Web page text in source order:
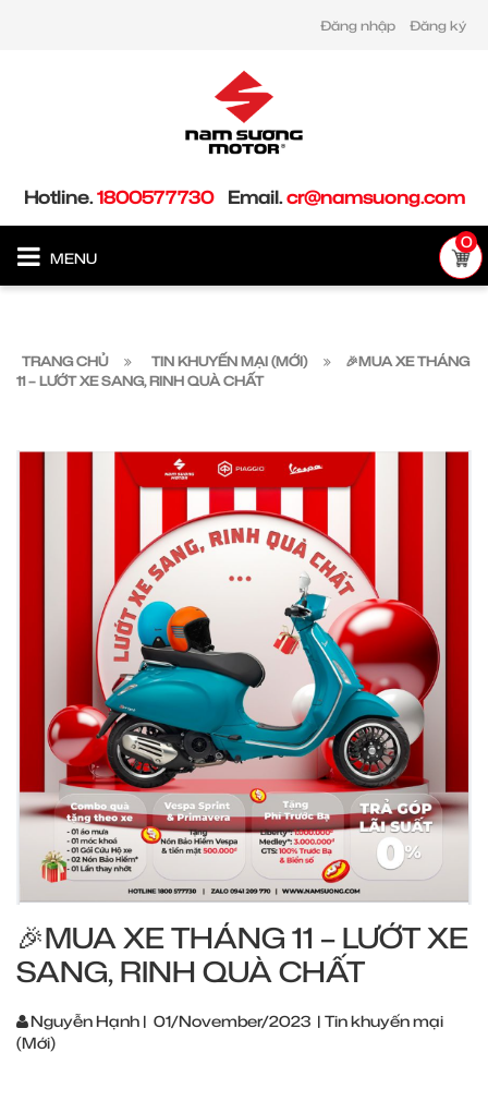
Đăng nhập Đăng ký
Hotline.1800577730 Email.cr@namsuong.com
MENU
0
TRANG CHỦ TIN KHUYẾN MẠI (MỚI)
🎉MUA XE THÁNG
11 – LƯỚT XE SANG, RINH QUÀ CHẤT
🎉MUA XE THÁNG 11 – LƯỚT XE
SANG, RINH QUÀ CHẤT
Nguyễn Hạnh | 01/November/2023 | Tin khuyến mại
(Mới)